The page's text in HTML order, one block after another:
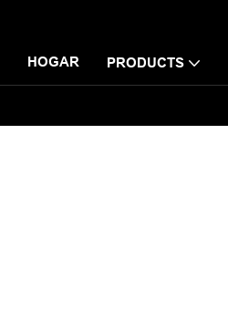
HOGAR PRODUCTS